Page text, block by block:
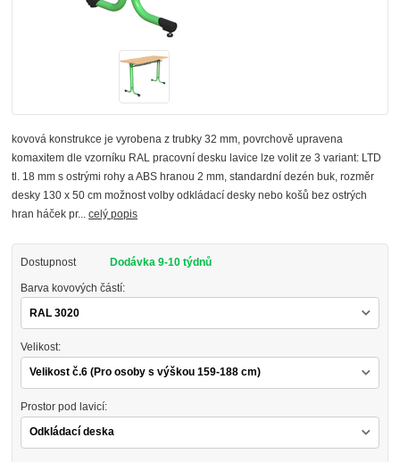
kovová konstrukce je vyrobena z trubky 32 mm, povrchově upravena
komaxitem dle vzorníku RAL pracovní desku lavice lze volit ze 3 variant: LTD
tl. 18 mm s ostrými rohy a ABS hranou 2 mm, standardní dezén buk, rozměr
desky 130 x 50 cm možnost volby odkládací desky nebo košů bez ostrých
hran háček pr...celý popis
Dostupnost Dodávka 9-10 týdnů
Barva kovových částí:
Velikost:
Prostor pod lavicí: